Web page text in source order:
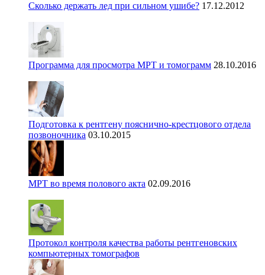
Сколько держать лед при сильном ушибе? 17.12.2012
Программа для просмотра МРТ и томограмм 28.10.2016
Подготовка к рентгену пояснично-крестцового отдела
позвоночника 03.10.2015
МРТ во время полового акта 02.09.2016
Протокол контроля качества работы рентгеновских
компьютерных томографов